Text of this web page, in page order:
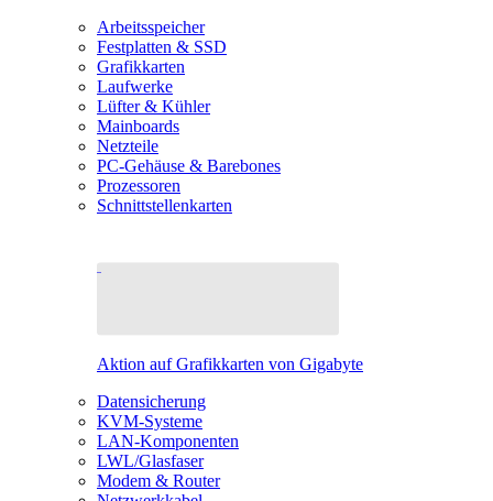
Arbeitsspeicher
Festplatten & SSD
Grafikkarten
Laufwerke
Lüfter & Kühler
Mainboards
Netzteile
PC-Gehäuse & Barebones
Prozessoren
Schnittstellenkarten
Aktion auf Grafikkarten von Gigabyte
Datensicherung
KVM-Systeme
LAN-Komponenten
LWL/Glasfaser
Modem & Router